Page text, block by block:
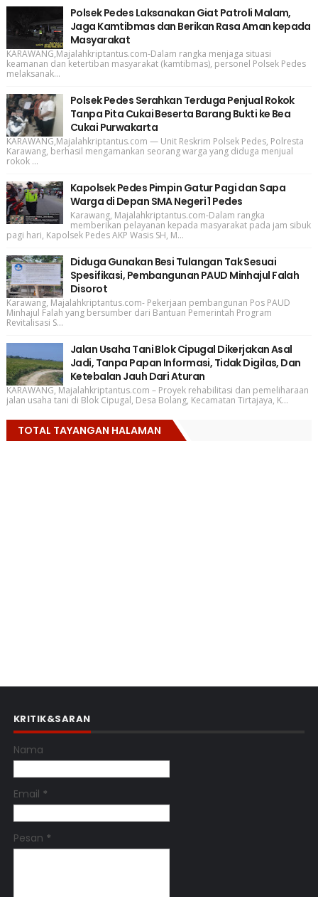
Polsek Pedes Laksanakan Giat Patroli Malam,
Jaga Kamtibmas dan Berikan Rasa Aman kepada
Masyarakat
KARAWANG,Majalahkriptantus.com-Dalam rangka menjaga situasi
keamanan dan ketertiban masyarakat (kamtibmas), personel Polsek Pedes
melaksanak...
Polsek Pedes Serahkan Terduga Penjual Rokok
Tanpa Pita Cukai Beserta Barang Bukti ke Bea
Cukai Purwakarta
KARAWANG,Majalahkriptantus.com — Unit Reskrim Polsek Pedes, Polresta
Karawang, berhasil mengamankan seorang warga yang diduga menjual
rokok ...
Kapolsek Pedes Pimpin Gatur Pagi dan Sapa
Warga di Depan SMA Negeri 1 Pedes
Karawang, Majalahkriptantus.com-Dalam rangka
memberikan pelayanan kepada masyarakat pada jam sibuk
pagi hari, Kapolsek Pedes AKP Wasis SH, M...
Diduga Gunakan Besi Tulangan Tak Sesuai
Spesifikasi, Pembangunan PAUD Minhajul Falah
Disorot
Karawang, Majalahkriptantus.com- Pekerjaan pembangunan Pos PAUD
Minhajul Falah yang bersumber dari Bantuan Pemerintah Program
Revitalisasi S...
Jalan Usaha Tani Blok Cipugal Dikerjakan Asal
Jadi, Tanpa Papan Informasi, Tidak Digilas, Dan
Ketebalan Jauh Dari Aturan
KARAWANG, Majalahkriptantus.com – Proyek rehabilitasi dan pemeliharaan
jalan usaha tani di Blok Cipugal, Desa Bolang, Kecamatan Tirtajaya, K...
TOTAL TAYANGAN HALAMAN
KRITIK&SARAN
Nama
Email *
Pesan *